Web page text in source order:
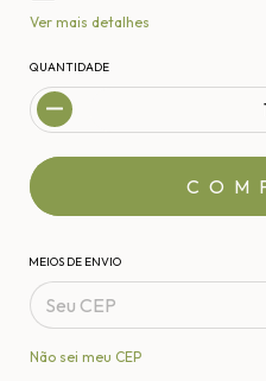
Ver mais detalhes
QUANTIDADE
MEIOS DE ENVIO
Não sei meu CEP